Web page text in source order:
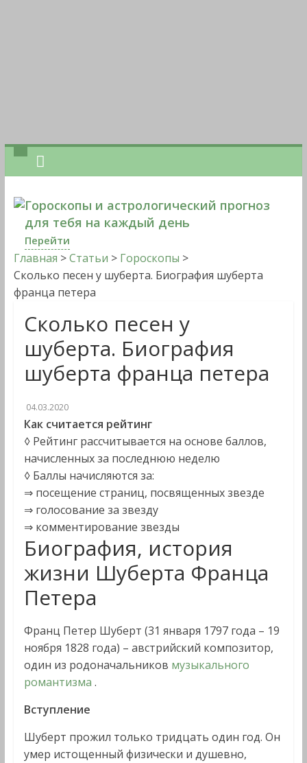
Гороскопы и астрологический прогноз
для тебя на каждый день
Перейти
Главная >Статьи > Гороскопы >
Сколько песен у шуберта. Биография шуберта
франца петера
Сколько песен у
шуберта. Биография
шуберта франца петера
04.03.2020
Как считается рейтинг
◊ Рейтинг рассчитывается на основе баллов,
начисленных за последнюю неделю
◊ Баллы начисляются за:
⇒ посещение страниц, посвященных звезде
⇒ голосование за звезду
⇒ комментирование звезды
Биография, история
жизни Шуберта Франца
Петера
Франц Петер Шуберт (31 января 1797 года – 19
ноября 1828 года) – австрийский композитор,
один из родоначальников музыкального
романтизма .
Вступление
Шуберт прожил только тридцать один год. Он
умер истощенный физически и душевно,